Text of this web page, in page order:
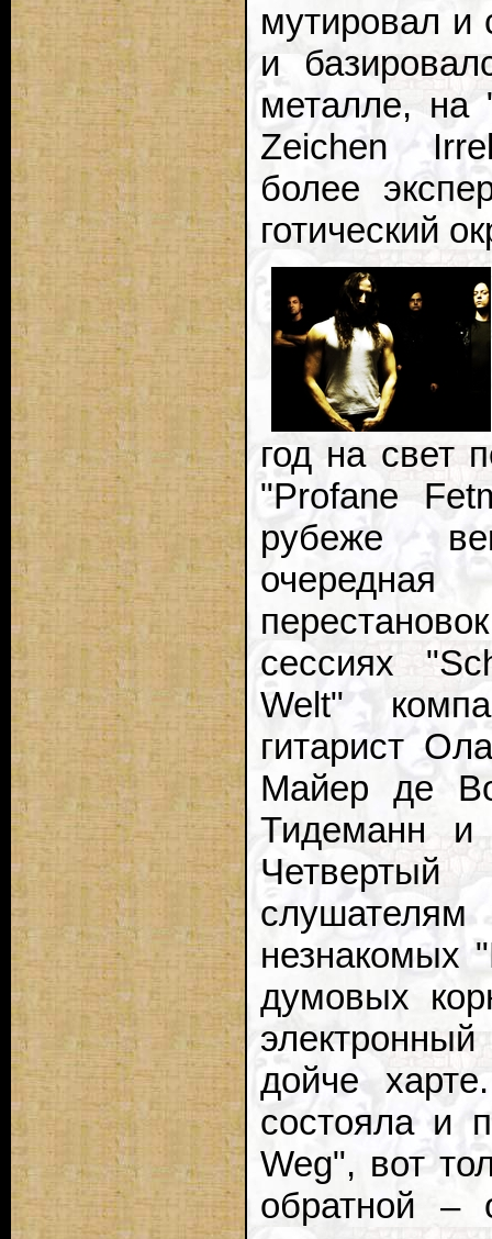
мутировал и
и
металле, на
Zeichen
более
готический
год на свет
"Profane
рубеже
сессиях
Welt"
гитарист
Майер де
Тидеманн и
незнакомых
думовых
дойче
состояла и
Weg", вот
обратной –